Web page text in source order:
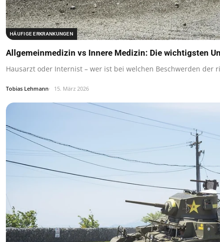
HÄUFIGE ERKRANKUNGEN
Allgemeinmedizin vs Innere Medizin: Die wichtigsten
Hausarzt oder Internist – wer ist bei welchen Beschwerden der
Tobias Lehmann 15. März 2026